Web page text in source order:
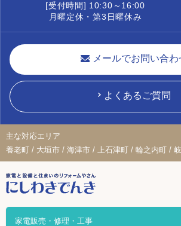
[受付時間] 10:30～16:00
月曜定休・第3日曜休み
メールでお問い合わ
よくあるご質問
主な対応エリア
養老町 / 大垣市 / 海津市 / 上石津町 / 輪之内町 /
家電販売・修理・工事